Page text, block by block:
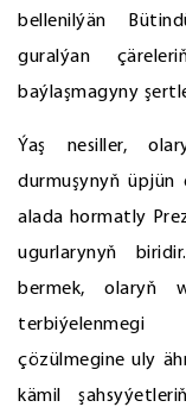
bellenilýän
guralýan
baýlaşmagyny
Ýaş nesiller,
durmuşynyň üpjün
alada hormatly
ugurlarynyň
bermek, olaryň
terbiýelenmegi
çözülmegine uly
kämil